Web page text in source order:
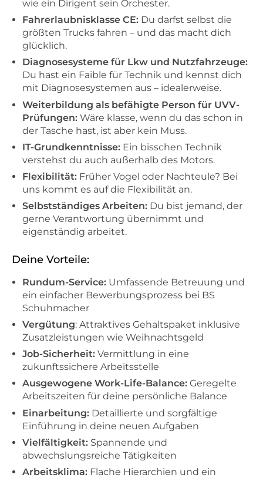
wie ein Dirigent sein Orchester.
Fahrerlaubnisklasse CE: Du darfst selbst die
größten Trucks fahren – und das macht dich
glücklich.
Diagnosesysteme für Lkw und Nutzfahrzeuge:
Du hast ein Faible für Technik und kennst dich
mit Diagnosesystemen aus – idealerweise.
Weiterbildung als befähigte Person für UVV-
Prüfungen: Wäre klasse, wenn du das schon in
der Tasche hast, ist aber kein Muss.
IT-Grundkenntnisse: Ein bisschen Technik
verstehst du auch außerhalb des Motors.
Flexibilität: Früher Vogel oder Nachteule? Bei
uns kommt es auf die Flexibilität an.
Selbstständiges Arbeiten: Du bist jemand, der
gerne Verantwortung übernimmt und
eigenständig arbeitet.
Deine Vorteile:
Rundum-Service: Umfassende Betreuung und
ein einfacher Bewerbungsprozess bei BS
Schuhmacher
Vergütung: Attraktives Gehaltspaket inklusive
Zusatzleistungen wie Weihnachtsgeld
Job-Sicherheit: Vermittlung in eine
zukunftssichere Arbeitsstelle
Ausgewogene Work-Life-Balance: Geregelte
Arbeitszeiten für deine persönliche Balance
Einarbeitung: Detaillierte und sorgfältige
Einführung in deine neuen Aufgaben
Vielfältigkeit: Spannende und
abwechslungsreiche Tätigkeiten
Arbeitsklima: Flache Hierarchien und ein